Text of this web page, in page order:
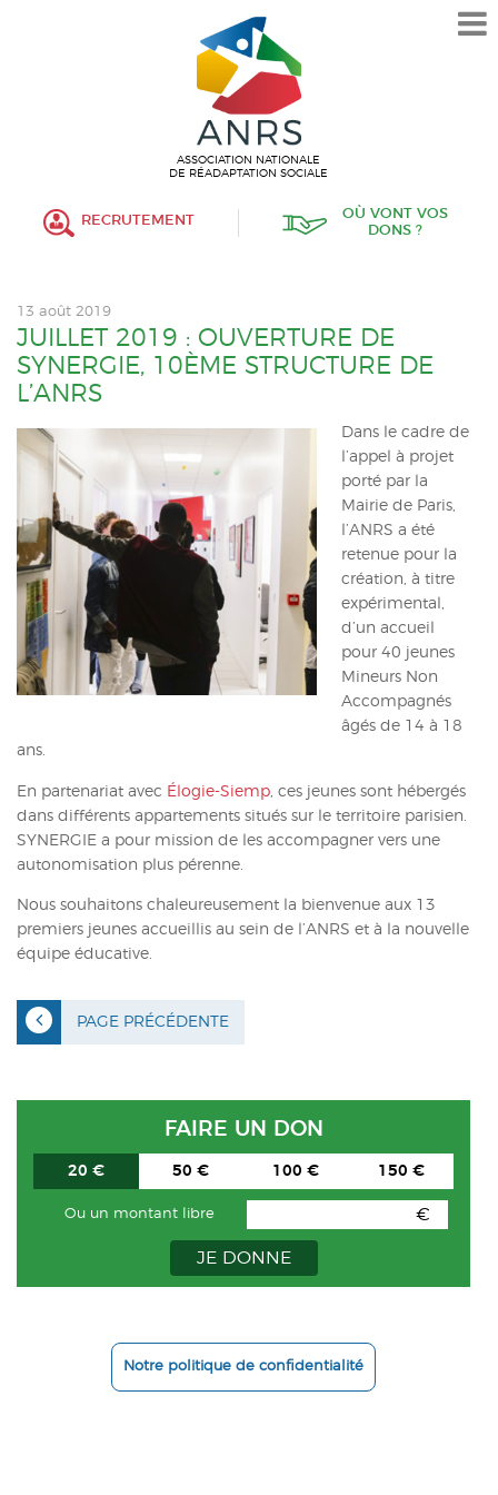
L’ASSOCIATION
HISTORIQUE
VALEURS ET ENGAGEMENT
ASSOCIATIF
FONCTIONNEMENT
POLITIQUE RH
PROTECTION DE L’ENFANCE
ACTUALITÉS
CONTACT
INTRANET
ASSOCIATION NATIONALE
DE RÉADAPTATION SOCIALE
RECRUTEMENT
OÙ VONT VOS
DONS ?
13 août 2019
JUILLET 2019 : OUVERTURE DE
SYNERGIE, 10ÈME STRUCTURE DE
L’ANRS
Dans le cadre de
l’appel à projet
porté par la
Mairie de Paris,
l’ANRS a été
retenue pour la
création, à titre
expérimental,
d’un accueil
pour 40 jeunes
Mineurs Non
Accompagnés
âgés de 14 à 18
ans.
En partenariat avec Élogie-Siemp , ces jeunes sont hébergés
dans différents appartements situés sur le territoire parisien.
SYNERGIE a pour mission de les accompagner vers une
autonomisation plus pérenne.
Nous souhaitons chaleureusement la bienvenue aux 13
premiers jeunes accueillis au sein de l’ANRS et à la nouvelle
équipe éducative.
PAGE PRÉCÉDENTE
FAIRE UN DON
20 € 50 € 100 € 150 €
Ou un montant libre €
JE DONNE
Notre politique de confidentialité